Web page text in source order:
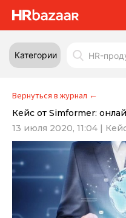
Категории
Вернуться в журнал ←
Кейс от Simformer:
13 июля 2020, 11:04 |